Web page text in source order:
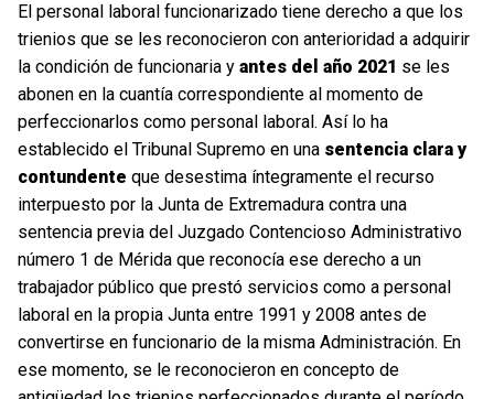
El personal laboral funcionarizado tiene derecho a que los
trienios que se les reconocieron con anterioridad a adquirir
la condición de funcionaria y antes del año 2021 se les
abonen en la cuantía correspondiente al momento de
perfeccionarlos como personal laboral. Así lo ha
establecido el Tribunal Supremo en una sentencia clara y
contundente que desestima íntegramente el recurso
interpuesto por la Junta de Extremadura contra una
sentencia previa del Juzgado Contencioso Administrativo
número 1 de Mérida que reconocía ese derecho a un
trabajador público que prestó servicios como a personal
laboral en la propia Junta entre 1991 y 2008 antes de
convertirse en funcionario de la misma Administración. En
ese momento, se le reconocieron en concepto de